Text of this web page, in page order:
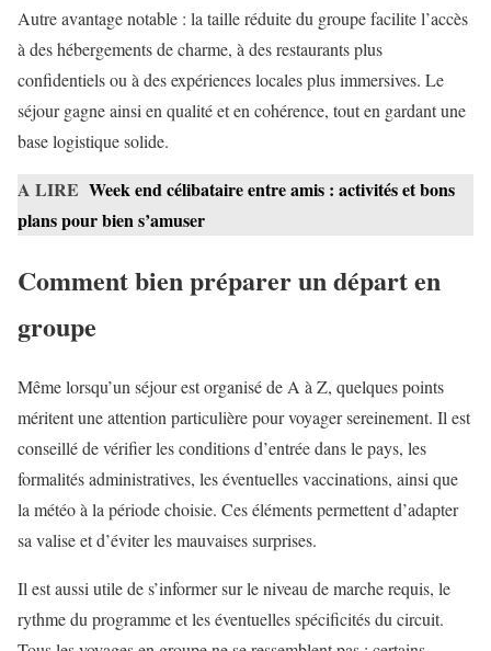
Autre avantage notable : la taille réduite du groupe facilite l’accès
à des hébergements de charme, à des restaurants plus
confidentiels ou à des expériences locales plus immersives. Le
séjour gagne ainsi en qualité et en cohérence, tout en gardant une
base logistique solide.
A LIRE Week end célibataire entre amis : activités et bons
plans pour bien s’amuser
Comment bien préparer un départ en
groupe
Même lorsqu’un séjour est organisé de A à Z, quelques points
méritent une attention particulière pour voyager sereinement. Il est
conseillé de vérifier les conditions d’entrée dans le pays, les
formalités administratives, les éventuelles vaccinations, ainsi que
la météo à la période choisie. Ces éléments permettent d’adapter
sa valise et d’éviter les mauvaises surprises.
Il est aussi utile de s’informer sur le niveau de marche requis, le
rythme du programme et les éventuelles spécificités du circuit.